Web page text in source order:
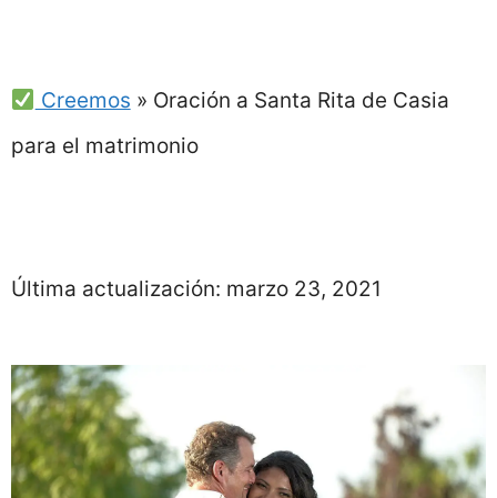
Creemos » Oración a Santa Rita de Casia
para el matrimonio
Última actualización: marzo 23, 2021